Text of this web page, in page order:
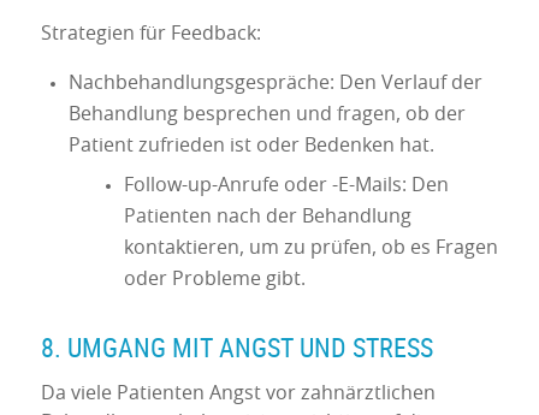
Strategien für Feedback:
Nachbehandlungsgespräche: Den Verlauf der
Behandlung besprechen und fragen, ob der
Patient zufrieden ist oder Bedenken hat.
Follow-up-Anrufe oder -E-Mails: Den
Patienten nach der Behandlung
kontaktieren, um zu prüfen, ob es Fragen
oder Probleme gibt.
8. UMGANG MIT ANGST UND STRESS
Da viele Patienten Angst vor zahnärztlichen